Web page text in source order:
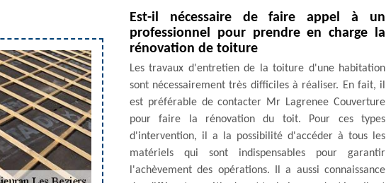
Est-il nécessaire de faire appel à un
professionnel pour prendre en charge la
rénovation de toiture
Les travaux d'entretien de la toiture d'une habitation
sont nécessairement très difficiles à réaliser. En fait, il
est préférable de contacter Mr Lagrenee Couverture
pour faire la rénovation du toit. Pour ces types
d'intervention, il a la possibilité d'accéder à tous les
matériels qui sont indispensables pour garantir
l'achèvement des opérations. Il a aussi connaissance